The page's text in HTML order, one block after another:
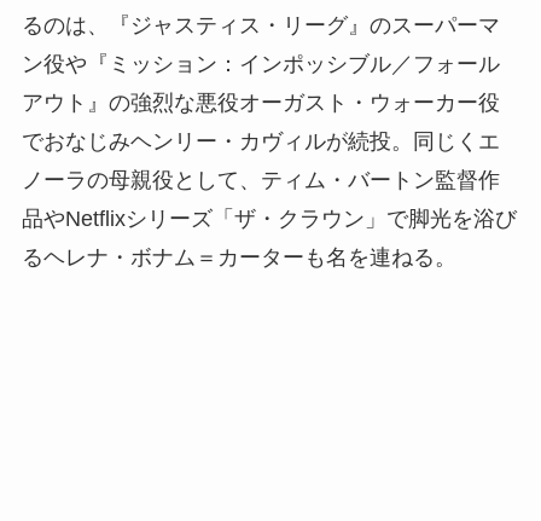
るのは、『ジャスティス・リーグ』のスーパーマ
ン役や『ミッション：インポッシブル／フォール
アウト』の強烈な悪役オーガスト・ウォーカー役
でおなじみヘンリー・カヴィルが続投。同じくエ
ノーラの母親役として、ティム・バートン監督作
品やNetflixシリーズ「ザ・クラウン」で脚光を浴び
るヘレナ・ボナム＝カーターも名を連ねる。